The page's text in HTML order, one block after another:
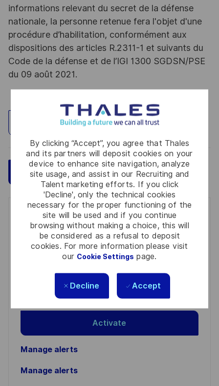
By clicking “Accept”, you agree that Thales
and its partners will deposit cookies on your
device to enhance site navigation, analyze
site usage, and assist in our Recruiting and
Talent marketing efforts. If you click
'Decline', only the technical cookies
necessary for the proper functioning of the
site will be used and if you continue
browsing without making a choice, this will
be considered as a refusal to deposit
cookies. For more information please visit
our Cookie Settings page.
Decline Accept
informations relevant du secret de la défense
nationale, la personne retenue fera l'objet d'une
procédure d’habilitation, conformément aux
dispositions des articles R.2311-1 et suivants du
Code de la défense et de l’IGI 1300 SGDSN/PSE
du 09 août 2021.
Explore Location
Apply Now Save
Get notified for similar jobs
You'll receive updates once a week
(Required)
Review and agree to the terms of processing
personal information
Activate
Manage alerts
Manage alerts